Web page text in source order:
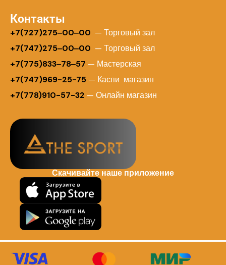
Контакты
+7(727)275‒00‒00 — Торговый зал
+7(747)275‒00‒00 — Торговый зал
+7(775)833‒78‒57 — Мастерская
+7(747)969-25-75 — Каспи магазин
+7(778)910-57-32 — Онлайн магазин
Скачивайте наше приложение